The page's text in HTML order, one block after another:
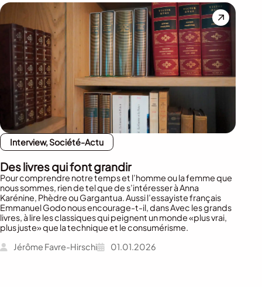
Interview, Société-Actu
Des livres qui font grandir
Pour comprendre notre temps et l’homme ou la femme que
nous sommes, rien de tel que de s’intéresser à Anna
Karénine, Phèdre ou Gargantua. Aussi l’essayiste français
Emmanuel Godo nous encourage-t-il, dans Avec les grands
livres, à lire les classiques qui peignent un monde «plus vrai,
plus juste» que la technique et le consumérisme.
Jérôme Favre-Hirschi
01.01.2026